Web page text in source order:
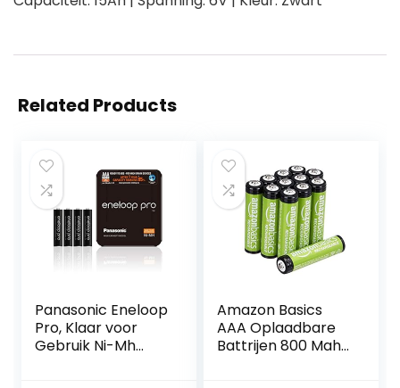
Related Products
Panasonic Eneloop
Pro, Klaar voor
Gebruik Ni-Mh
Amazon Basics
AAA Oplaadbare
Battrijen 800 Mah,